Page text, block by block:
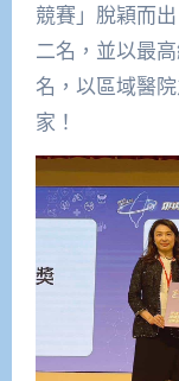
競賽」脫穎而
二名，並以最
名，以區域醫
家！